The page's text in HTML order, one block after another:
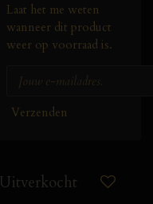
Laat het me weten
wanneer dit product
weer op voorraad is.
Verzenden
Uitverkocht